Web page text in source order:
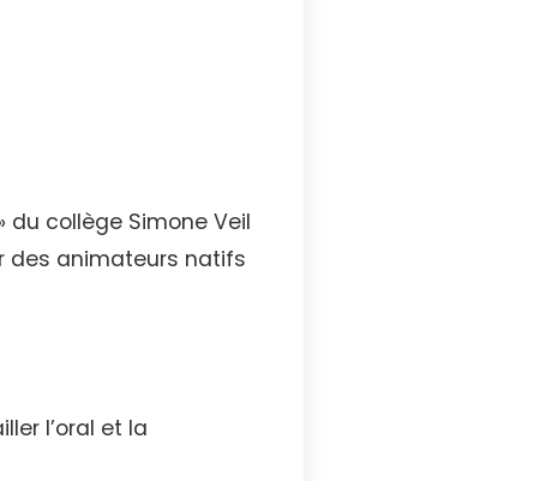
du collège Simone Veil
des animateurs natifs
l’oral et la